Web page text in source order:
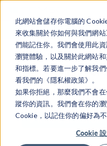
此網站會儲存你電腦的
來收集關於你如何與我們網
們能記住你。我們會使用此
瀏覽體驗，以及關於此網站
和指標。若要進一步了解我
看我們的《隱私權政策》。
如果你拒絕，那麼我們不會
蹤你的資訊。我們會在你的
Cookie，以記住你的偏好為不
Cookie
Discussion
NEW DISCUSSION